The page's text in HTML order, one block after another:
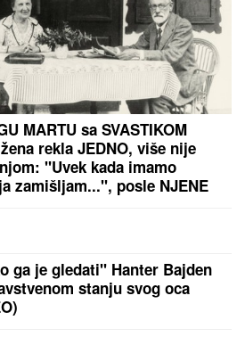
MARTU sa SVASTIKOM
rekla JEDNO, više nije
"Uvek kada imamo
zamišljam...", posle NJENE
ga je gledati" Hanter Bajden
stanju svog oca